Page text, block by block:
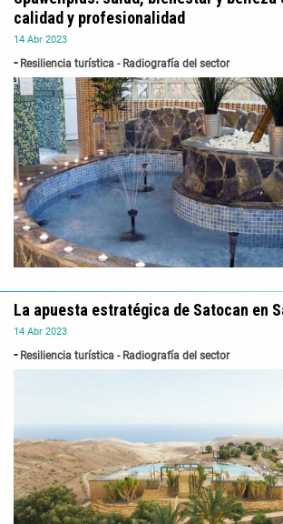
14 Abr 2023
Resiliencia turística - Radiografía del sector
calidad y profesionalidad
14 Abr 2023
Resiliencia turística - Radiografía del sector
La apuesta estratégica de Satocan en